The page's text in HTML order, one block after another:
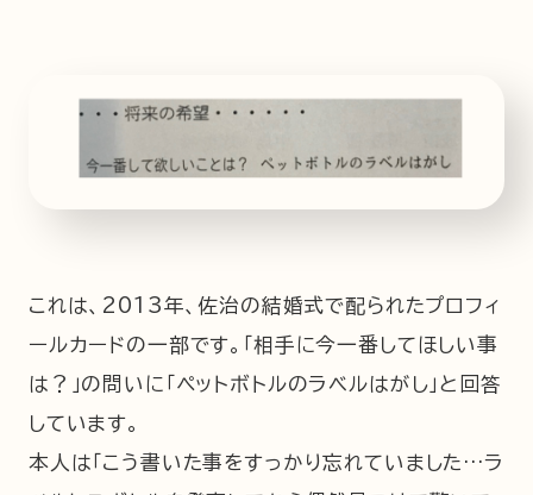
これは、2013年、佐治の結婚式で配られたプロフィ
ールカードの一部です。「相手に今一番してほしい事
は？」の問いに「ペットボトルのラベルはがし」と回答
しています。
本人は「こう書いた事をすっかり忘れていました…ラ